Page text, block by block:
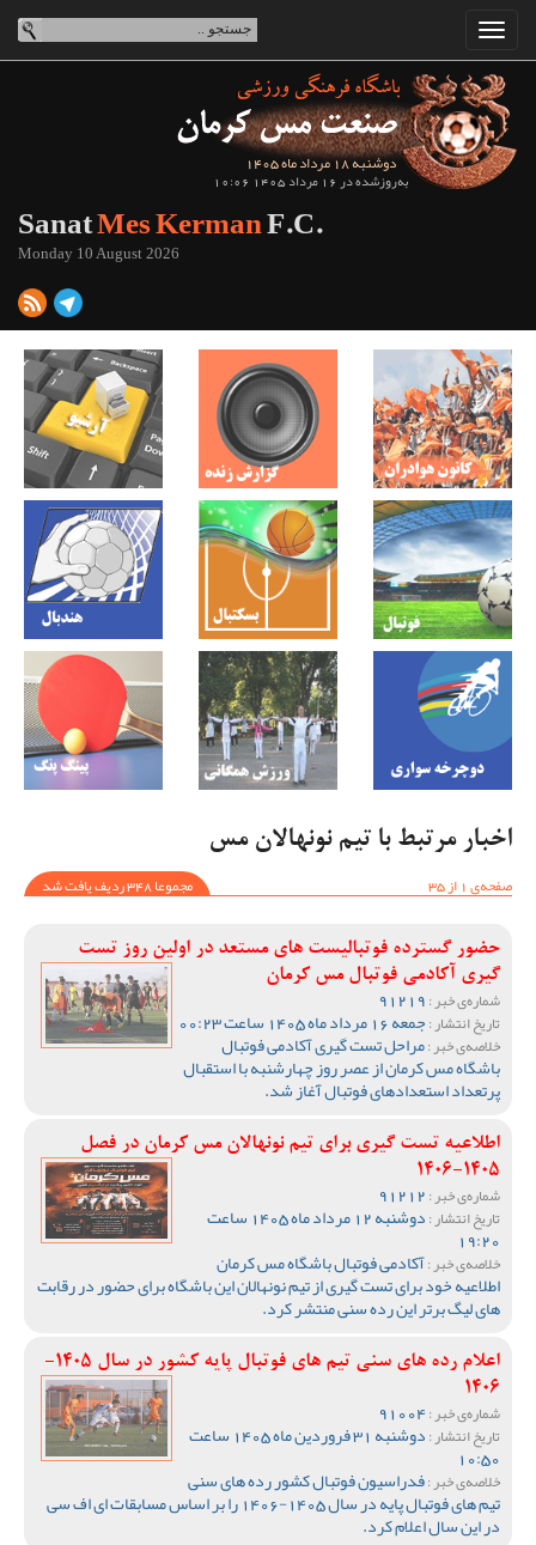
دوشنبه 18 مرداد ماه 1405
به‌روزشده در 16 مرداد 1405 10:06
SanatMes KermanF.C.
Monday 10 August 2026
اخبار مرتبط با تیم نونهالان مس
صفحه‌ی 1 از 35
مجموعا 348 ردیف یافت شد
حضور گسترده فوتبالیست های مستعد در اولین روز تست
گیری آکادمی فوتبال مس کرمان
شماره‌ی خبر :
تاریخ انتشار :جمعه 16 مرداد ماه 1405 ساعت 00:23
خلاصه‌ی خبر :مراحل تست گیری آکادمی فوتبال
باشگاه مس کرمان از عصر روز چهارشنبه با استقبال
پرتعداد استعدادهای فوتبال آغاز شد.
اطلاعیه تست گیری برای تیم نونهالان مس کرمان در فصل
1405-1406
شماره‌ی خبر :
تاریخ انتشار : دوشنبه 12 مرداد ماه 1405 ساعت
19:20
خلاصه‌ی خبر :آکادمی فوتبال باشگاه مس کرمان
اطلاعیه خود برای تست گیری از تیم نونهالان این باشگاه برای حضور در رقابت
های لیگ برتر این رده سنی منتشر کرد.
اعلام رده های سنی تیم های فوتبال پایه کشور در سال 1405-
1406
شماره‌ی خبر :
تاریخ انتشار : دوشنبه 31 فروردین ماه 1405 ساعت
10:50
خلاصه‌ی خبر :فدراسیون فوتبال کشور رده های سنی
تیم های فوتبال پایه در سال 1405-1406 را بر اساس مسابقات ای اف سی
در این سال اعلام کرد.